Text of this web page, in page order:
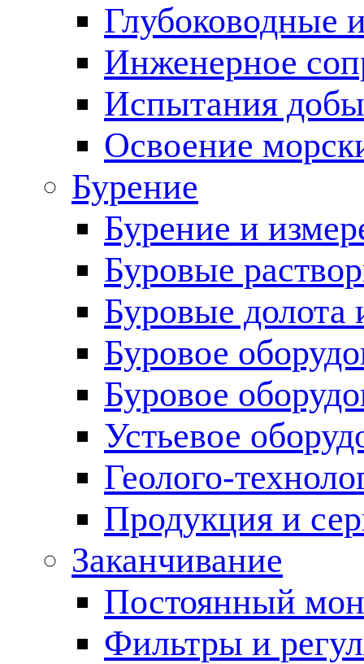
Глубоководные
Инженерное
Испытания
Освоение
Бурение
Бурение и
Буровые
Буровые долота
Буровое
Буровое
Устьевое
Геолого-
Продукция и
Заканчивание
Постоянный
Фильтры и